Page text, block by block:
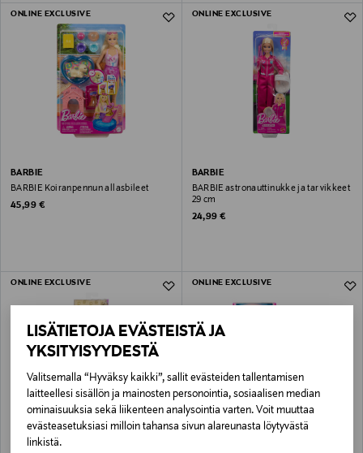
LISÄTIETOJA EVÄSTEISTÄ JA
YKSITYISYYDESTÄ
Valitsemalla “Hyväksy kaikki”, sallit evästeiden tallentamisen
laitteellesi sisällön ja mainosten personointia, sosiaalisen median
ominaisuuksia sekä liikenteen analysointia varten. Voit muuttaa
evästeasetuksiasi milloin tahansa sivun alareunasta löytyvästä
linkistä.
ONLINE EXCLUSIVE
BARBIE
BARBIE Koiranpennun allasbileet
Original Price
45,99 €
ONLINE EXCLUSIVE
BARBIE
BARBIE astronauttinukke ja tarvikkeet
29 cm
Original Price
24,99 €
ONLINE EXCLUSIVE
BARBIE
ONLINE EXCLUSIVE